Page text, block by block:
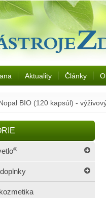
Aktuality Články
BIO (120 kapsúl) -
®